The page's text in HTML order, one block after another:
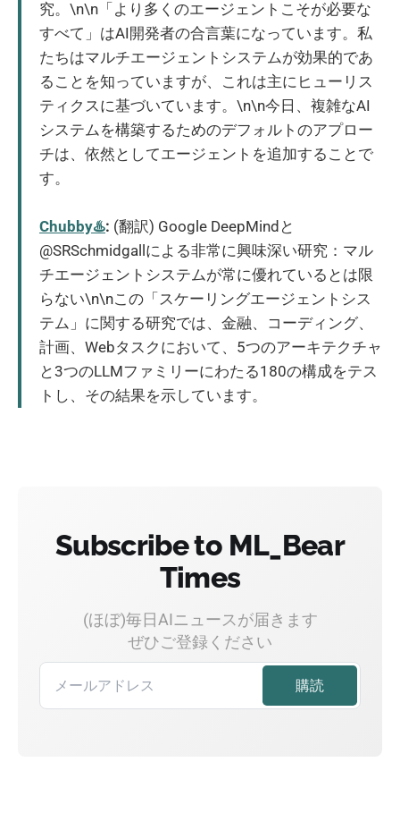
究。\n\n「より多くのエージェントこそが必要な
すべて」はAI開発者の合言葉になっています。私
たちはマルチエージェントシステムが効果的であ
ることを知っていますが、これは主にヒューリス
ティクスに基づいています。\n\n今日、複雑なAI
システムを構築するためのデフォルトのアプロー
チは、依然としてエージェントを追加することで
す。
Chubby♨️: (翻訳) Google DeepMindと
@SRSchmidgallによる非常に興味深い研究：マル
チエージェントシステムが常に優れているとは限
らない\n\nこの「スケーリングエージェントシス
テム」に関する研究では、金融、コーディング、
計画、Webタスクにおいて、5つのアーキテクチャ
と3つのLLMファミリーにわたる180の構成をテス
トし、その結果を示しています。
Subscribe to ML_Bear
Times
(ほぼ)毎日AIニュースが届きます
ぜひご登録ください